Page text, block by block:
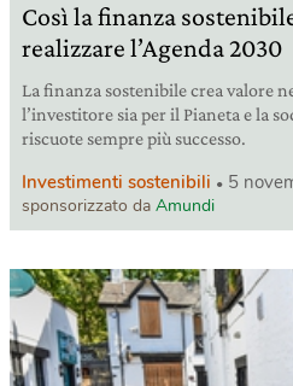
Così la finanza
realizzare l’Agenda 2030
La finanza sostenibile crea valore
l’investitore sia per il Pianeta e la
riscuote sempre più successo.
Investimenti sostenibili 5
sponsorizzato da Amundi